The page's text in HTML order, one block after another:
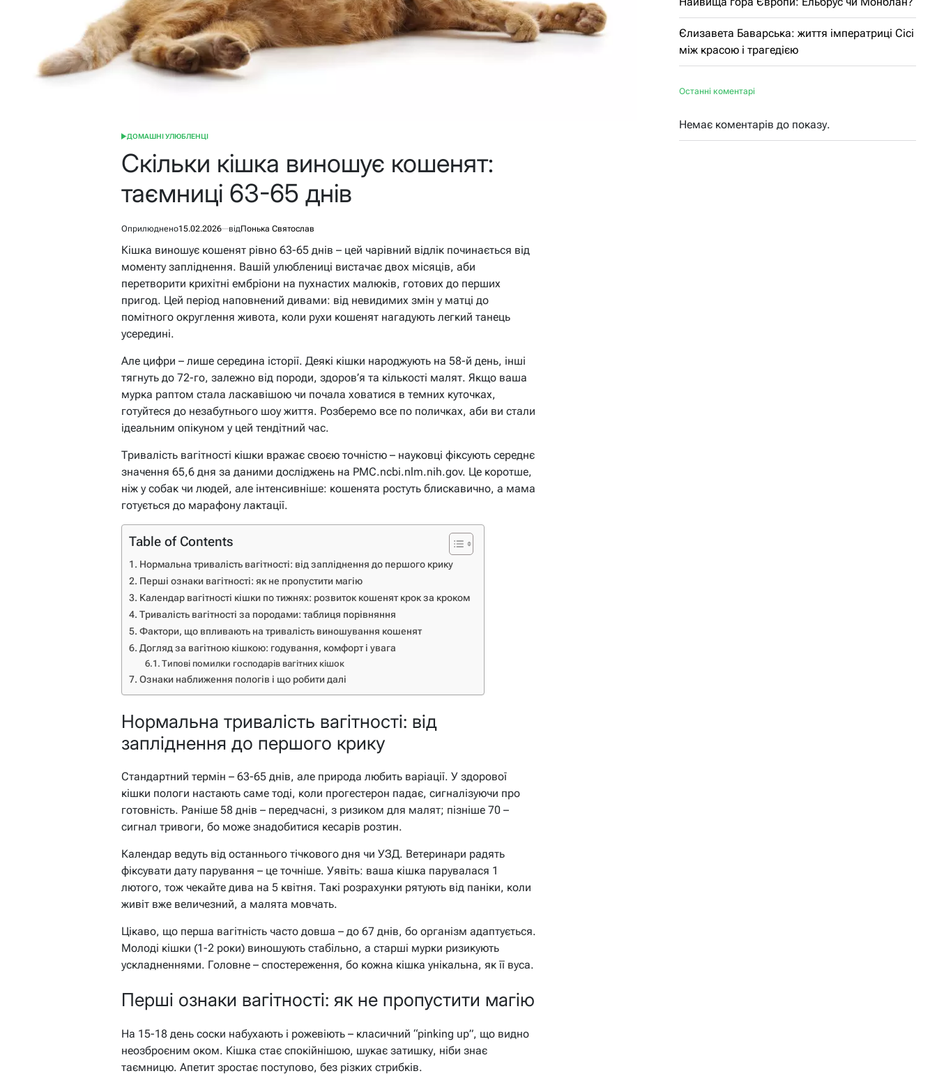
ОПУБЛІКУВАТИ
ДОМАШНІ УЛЮБЛЕНЦІ
Скільки кішка виношує кошенят:
таємниці 63-65 днів
Оприлюднено15.02.2026 відПонька Святослав
Кішка виношує кошенят рівно 63-65 днів – цей чарівний відлік починається від
моменту запліднення. Вашій улюблениці вистачає двох місяців, аби
перетворити крихітні ембріони на пухнастих малюків, готових до перших
пригод. Цей період наповнений дивами: від невидимих змін у матці до
помітного округлення живота, коли рухи кошенят нагадують легкий танець
усередині.
Але цифри – лише середина історії. Деякі кішки народжують на 58-й день, інші
тягнуть до 72-го, залежно від породи, здоров’я та кількості малят. Якщо ваша
мурка раптом стала ласкавішою чи почала ховатися в темних куточках,
готуйтеся до незабутнього шоу життя. Розберемо все по поличках, аби ви стали
ідеальним опікуном у цей тендітний час.
Тривалість вагітності кішки вражає своєю точністю – науковці фіксують середнє
значення 65,6 дня за даними досліджень на PMC.ncbi.nlm.nih.gov. Це коротше,
ніж у собак чи людей, але інтенсивніше: кошенята ростуть блискавично, а мама
готується до марафону лактації.
Table of Contents
Нормальна тривалість вагітності: від запліднення до першого крику
Перші ознаки вагітності: як не пропустити магію
Календар вагітності кішки по тижнях: розвиток кошенят крок за кроком
Тривалість вагітності за породами: таблиця порівняння
Фактори, що впливають на тривалість виношування кошенят
Догляд за вагітною кішкою: годування, комфорт і увага
Типові помилки господарів вагітних кішок
Ознаки наближення пологів і що робити далі
Нормальна тривалість вагітності: від
запліднення до першого крику
Стандартний термін – 63-65 днів, але природа любить варіації. У здорової
кішки пологи настають саме тоді, коли прогестерон падає, сигналізуючи про
готовність. Раніше 58 днів – передчасні, з ризиком для малят; пізніше 70 –
сигнал тривоги, бо може знадобитися кесарів розтин.
Календар ведуть від останнього тічкового дня чи УЗД. Ветеринари радять
фіксувати дату парування – це точніше. Уявіть: ваша кішка парувалася 1
лютого, тож чекайте дива на 5 квітня. Такі розрахунки рятують від паніки, коли
живіт вже величезний, а малята мовчать.
Цікаво, що перша вагітність часто довша – до 67 днів, бо організм адаптується.
Молоді кішки (1-2 роки) виношують стабільно, а старші мурки ризикують
ускладненнями. Головне – спостереження, бо кожна кішка унікальна, як її вуса.
Перші ознаки вагітності: як не пропустити магію
На 15-18 день соски набухають і рожевіють – класичний “pinking up”, що видно
неозброєним оком. Кішка стає спокійнішою, шукає затишку, ніби знає
таємницю. Апетит зростає поступово, без різких стрибків.
Єлизавета Баварська: життя імператриці Сісі
між красою і трагедією
Останні коментарі
Немає коментарів до показу.